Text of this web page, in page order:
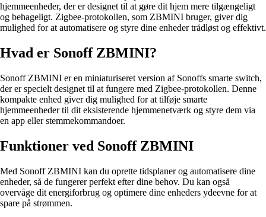
hjemmeenheder, der er designet til at gøre dit hjem mere tilgængeligt
og behageligt. Zigbee-protokollen, som ZBMINI bruger, giver dig
mulighed for at automatisere og styre dine enheder trådløst og effektivt.
Hvad er Sonoff ZBMINI?
Sonoff ZBMINI er en miniaturiseret version af Sonoffs smarte switch,
der er specielt designet til at fungere med Zigbee-protokollen. Denne
kompakte enhed giver dig mulighed for at tilføje smarte
hjemmeenheder til dit eksisterende hjemmenetværk og styre dem via
en app eller stemmekommandoer.
Funktioner ved Sonoff ZBMINI
Med Sonoff ZBMINI kan du oprette tidsplaner og automatisere dine
enheder, så de fungerer perfekt efter dine behov. Du kan også
overvåge dit energiforbrug og optimere dine enheders ydeevne for at
spare på strømmen.